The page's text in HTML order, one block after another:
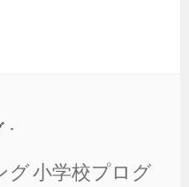
グ小学校プログ